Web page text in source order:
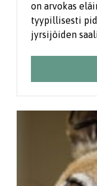
on arvokas
tyypillisesti
jyrsijöiden